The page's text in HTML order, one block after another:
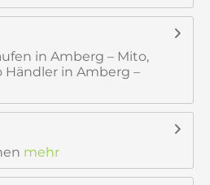
in Amberg – Mito,
Händler in Amberg –
mehr